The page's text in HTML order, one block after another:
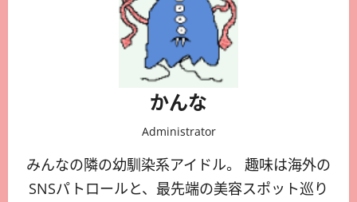
かんな
Administrator
みんなの隣の幼馴染系アイドル。 趣味は海外の
SNSパトロールと、最先端の美容スポット巡り